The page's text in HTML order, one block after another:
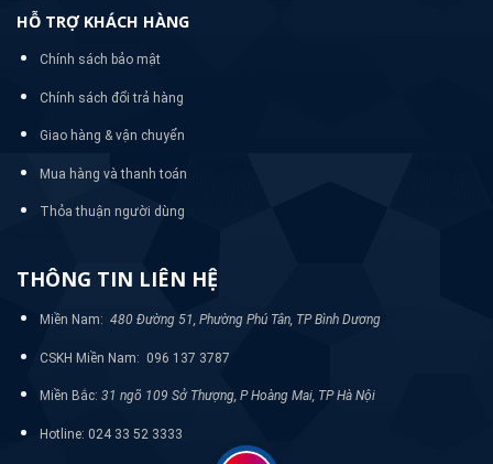
HỖ TRỢ KHÁCH HÀNG
Chính sách bảo mật
Chính sách đổi trả hàng
Giao hàng & vận chuyển
Mua hàng và thanh toán
Thỏa thuận người dùng
THÔNG TIN LIÊN HỆ
Miền Nam: 480 Đường 51, Phường Phú Tân, TP Bình Dương
CSKH Miền Nam: 096 137 3787
Miền Bắc: 31 ngõ 109 Sở Thượng, P Hoàng Mai, TP Hà Nội
Hotline: 024 33 52 3333